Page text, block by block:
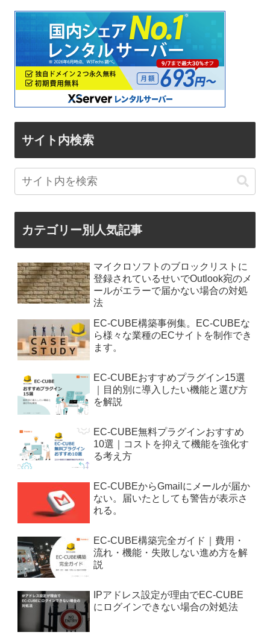
サイト内検索
カテゴリー別人気記事
マイクロソフトのブロックリストに
登録されているせいでOutlook宛のメ
ールがエラーで届かない場合の対処
法
EC-CUBE構築事例集。EC-CUBEな
ら様々な業種のECサイトを制作でき
ます。
EC-CUBEおすすめプラグイン15選
｜目的別に導入したい機能と選び方
を解説
EC-CUBE無料プラグインおすすめ
10選｜コストを抑えて機能を強化す
る考え方
EC-CUBEからGmailにメールが届か
ない。届いたとしても警告が表示さ
れる。
EC-CUBE構築完全ガイド｜費用・
流れ・機能・失敗しない進め方を解
説
IPアドレス設定が理由でEC-CUBE
にログインできない場合の対処法